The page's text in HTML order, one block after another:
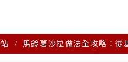
馬鈴薯沙拉做法全攻略：從